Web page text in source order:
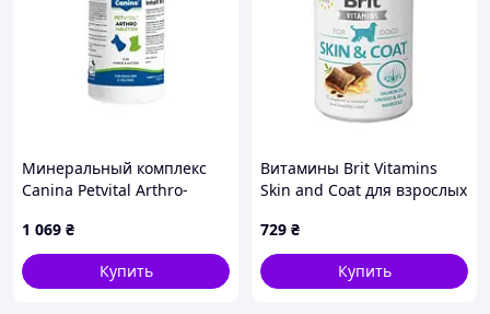
Минеральный комплекс
Canina Petvital Arthro-
кошек для проблемных
суставов 60 г 60 табл.
(723003 AD)
1 069 ₴
Купить
Витамины Brit Vitamins
Skin and Coat для взрослых
шерсти с лососем 150 г
(112060)
729 ₴
Купить